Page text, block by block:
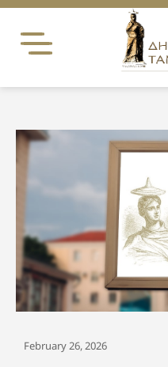
Skip
content
February 26, 2026